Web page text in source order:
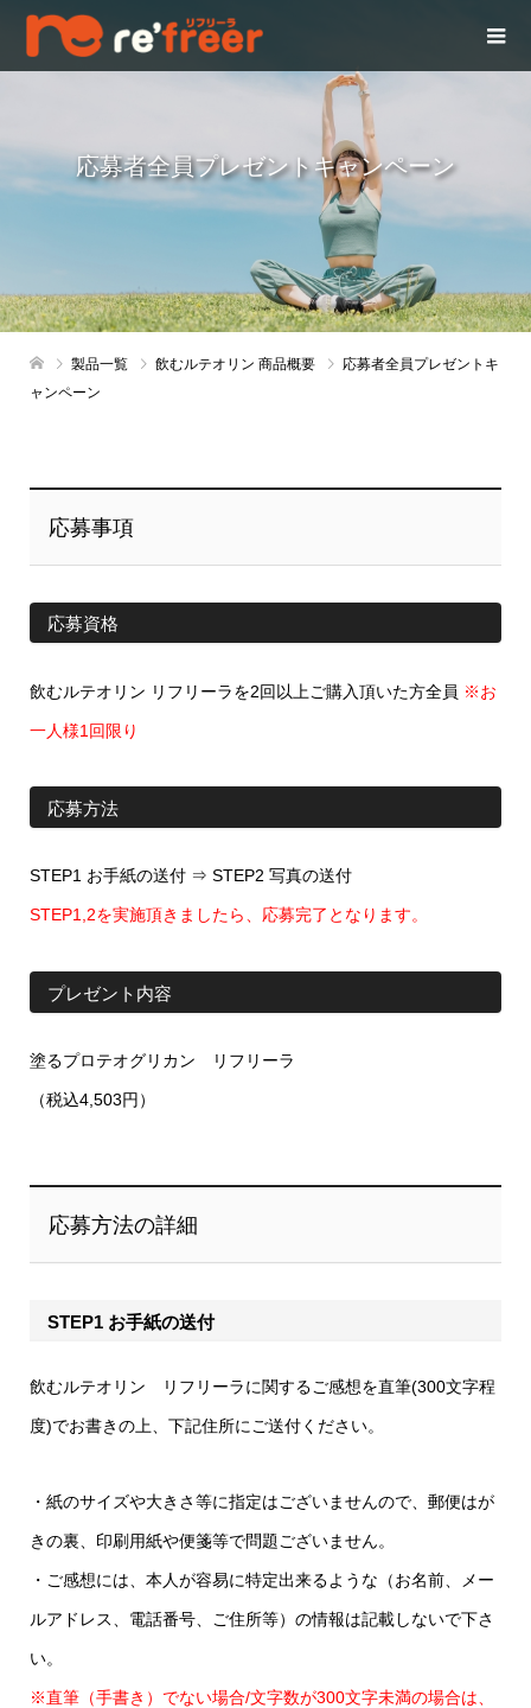
応募者全員プレゼントキャンペーン
製品一覧 飲むルテオリン 商品概要
応募者全員プレゼントキ
ャンペーン
応募事項
応募資格
飲むルテオリン リフリーラを2回以上ご購入頂いた方全員 ※お
一人様1回限り
応募方法
STEP1 お手紙の送付 ⇒ STEP2 写真の送付
STEP1,2を実施頂きましたら、応募完了となります。
プレゼント内容
塗るプロテオグリカン リフリーラ
（税込4,503円）
応募方法の詳細
STEP1 お手紙の送付
飲むルテオリン リフリーラに関するご感想を直筆(300文字程
度)でお書きの上、下記住所にご送付ください。
・紙のサイズや大きさ等に指定はございませんので、郵便はが
きの裏、印刷用紙や便箋等で問題ございません。
・ご感想には、本人が容易に特定出来るような（お名前、メー
ルアドレス、電話番号、ご住所等）の情報は記載しないで下さ
い。
※直筆（手書き）でない場合/文字数が300文字未満の場合は、